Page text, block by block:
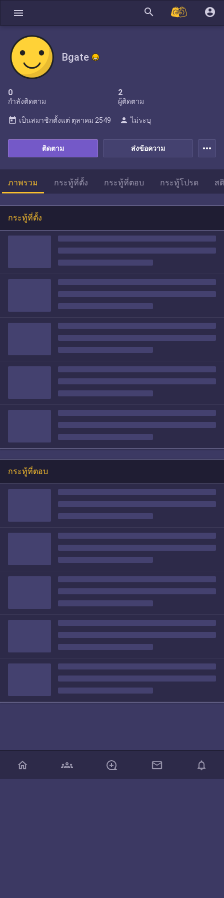
menu search account_circle
Bgate
0
กำลังติดตาม
2
ผู้ติดตาม
ส่งข้อความ
ติดตาม
today เป็นสมาชิกตั้งแต่ ตุลาคม 2549 person ไม่ระบุ
more_horiz
ภาพรวม กระทู้ที่ตั้ง กระทู้ที่ตอบ กระทู้โปรด ส
กระทู้ที่ตั้ง
กระทู้ที่ตอบ